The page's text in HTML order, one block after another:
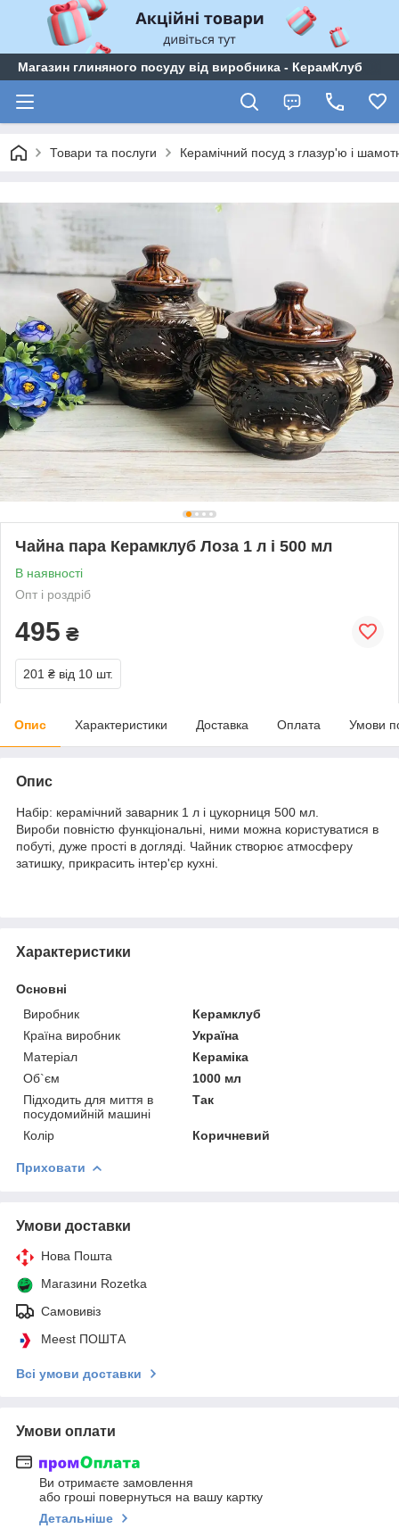
Магазин глиняного посуду від виробника - КерамКлуб
Товари та послуги Керамічний посуд з глазур'ю і
Чайна пара Керамклуб Лоза 1 л і 500 мл
В наявності
Опт і роздріб
495 ₴
201 ₴ від 10 шт.
Опис Характеристики Доставка Оплата Умови
Опис
Набір: керамічний заварник 1 л і цукорниця 500 мл.
Вироби повністю функціональні, ними можна користуватися в
побуті, дуже прості в догляді. Чайник створює атмосферу
затишку, прикрасить інтер'єр кухні.
Характеристики
Основні
Виробник
Керамклуб
Країна виробник
Україна
Матеріал
Кераміка
Об`єм
1000 мл
Підходить для миття в
посудомийній машині
Так
Колір Коричневий
Приховати
Умови доставки
Нова Пошта
Магазини Rozetka
Самовивіз
Meest ПОШТА
Всі умови доставки
Умови оплати
Ви отримаєте замовлення
або гроші повернуться на вашу картку
Детальніше